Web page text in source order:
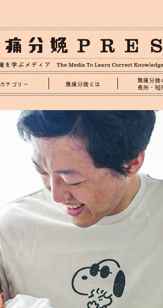
カテゴリー 無痛分娩とは
無痛分娩
長所・短